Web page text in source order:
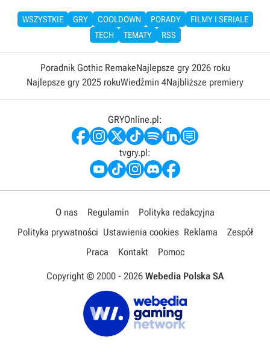
WSZYSTKIE GRY COOLDOWN PORADY
FILMY I SERIALE
TECH
TEMATY RSS
Poradnik Gothic RemakeNajlepsze gry 2026 roku
Najlepsze gry 2025 rokuWiedźmin 4Najbliższe premiery
GRYOnline.pl:
tvgry.pl:
O nas Regulamin
Polityka redakcyjna
Polityka prywatności Ustawienia cookies Reklama
Zespół
Praca
Kontakt Pomoc
Copyright © 2000 - 2026 Webedia Polska SA